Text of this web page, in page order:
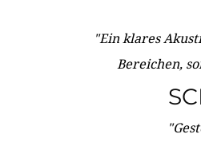
"Ein klares
Bereichen,